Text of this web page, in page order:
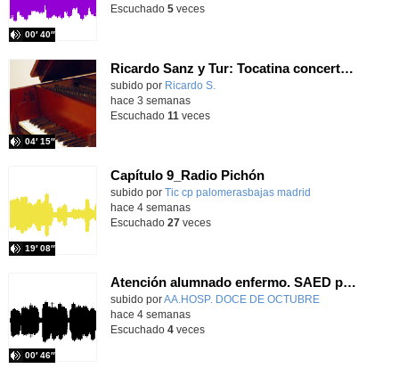
00′ 40″
Escuchado 5veces
Ricardo Sanz y Tur: Tocatina concertante al aire español
subido por Ricardo S.
04′ 15″
hace 3 semanas
Escuchado 11 veces
Capítulo 9_Radio Pichón
Contenido educativo.
subido por Tic cp palomerasbajas madrid
19′ 08″
hace 4 semanas
Escuchado 27veces
Atención alumnado enfermo. SAED primaria. José Nesh-Nash García
Contenido educativo.
subido porAA.HOSP. DOCE DE OCTUBRE
00′ 46″
-
hace 4 semanas
Escuchado 4veces